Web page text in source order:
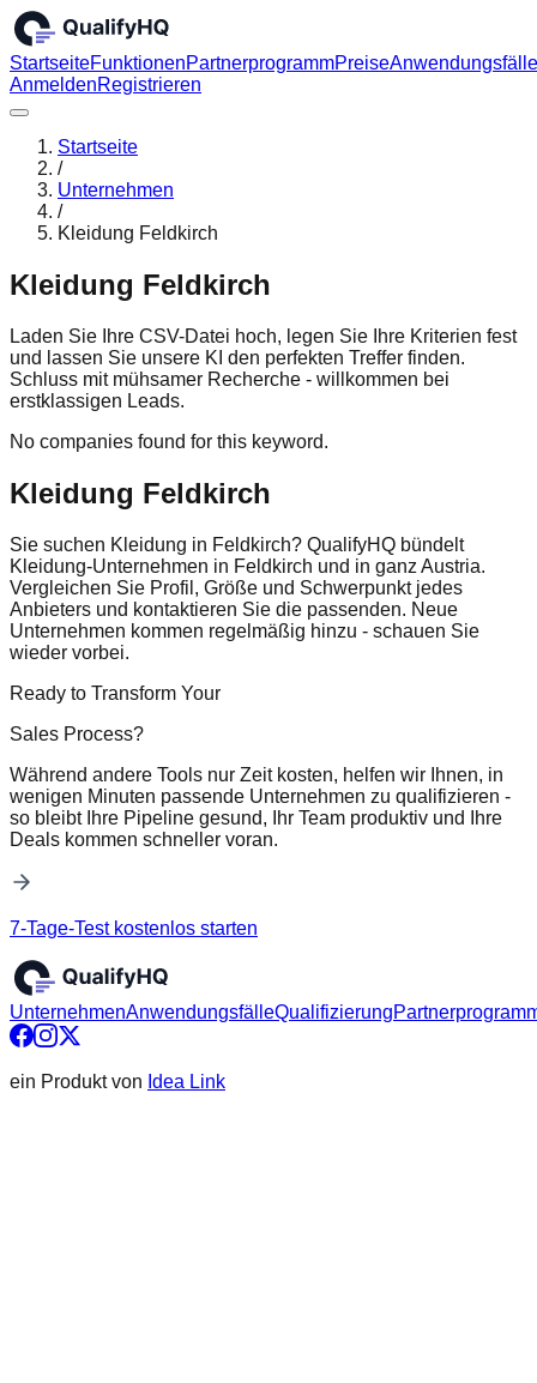
StartseiteFunktionenPartnerprogrammPreiseAnwendungsfälle
AnmeldenRegistrieren
Startseite
/
Unternehmen
/
Kleidung Feldkirch
Kleidung Feldkirch
Laden Sie Ihre CSV-Datei hoch, legen Sie Ihre Kriterien fest
und lassen Sie unsere KI den perfekten Treffer finden.
Schluss mit mühsamer Recherche - willkommen bei
erstklassigen Leads.
No companies found for this keyword.
Kleidung Feldkirch
Sie suchen Kleidung in Feldkirch? QualifyHQ bündelt
Kleidung-Unternehmen in Feldkirch und in ganz Austria.
Vergleichen Sie Profil, Größe und Schwerpunkt jedes
Anbieters und kontaktieren Sie die passenden. Neue
Unternehmen kommen regelmäßig hinzu - schauen Sie
wieder vorbei.
Ready to Transform Your
Sales Process?
Während andere Tools nur Zeit kosten, helfen wir Ihnen, in
wenigen Minuten passende Unternehmen zu qualifizieren -
so bleibt Ihre Pipeline gesund, Ihr Team produktiv und Ihre
Deals kommen schneller voran.
7-Tage-Test kostenlos starten
UnternehmenAnwendungsfälleQualifizierung
ein Produkt von Idea Link